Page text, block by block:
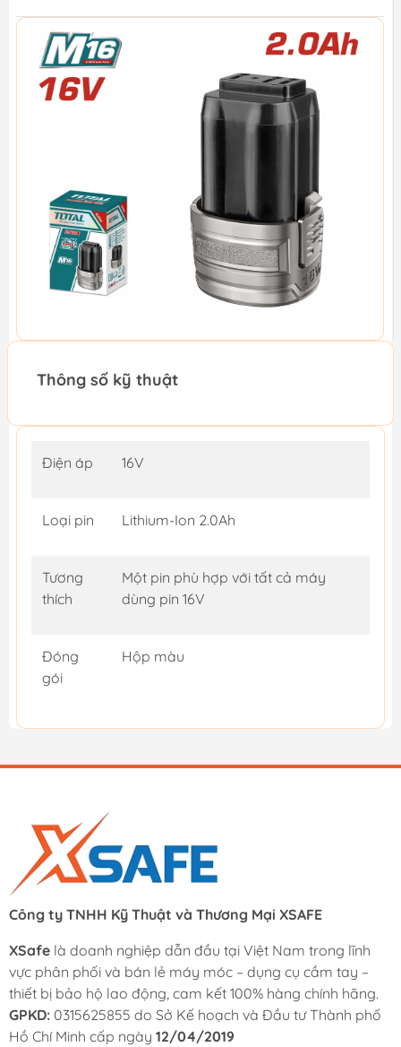
Thông số kỹ thuật
Điện áp 16V
Loại pin Lithium-Ion 2.0Ah
Tương
thích
Một pin phù hợp với tất cả máy
dùng pin 16V
Đóng
gói
Hộp màu
Công ty TNHH Kỹ Thuật và Thương Mại XSAFE
XSafe là doanh nghiệp dẫn đầu tại Việt Nam trong lĩnh
vực phân phối và bán lẻ máy móc – dụng cụ cầm tay –
thiết bị bảo hộ lao động, cam kết 100% hàng chính hãng.
GPKD: 0315625855 do Sở Kế hoạch và Đầu tư Thành phố
Hồ Chí Minh cấp ngày 12/04/2019